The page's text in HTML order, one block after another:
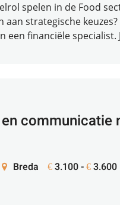
spelen in de Food
aan strategische
een financiële specialist.
communicatie
Breda € 3.100 - € 3.600